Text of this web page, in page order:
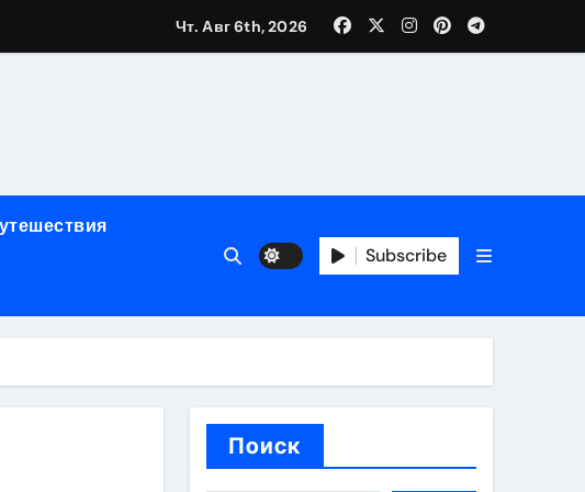
и советы по планированию поездки
Чт. Авг 6th, 2026
Subscribe
Поиск